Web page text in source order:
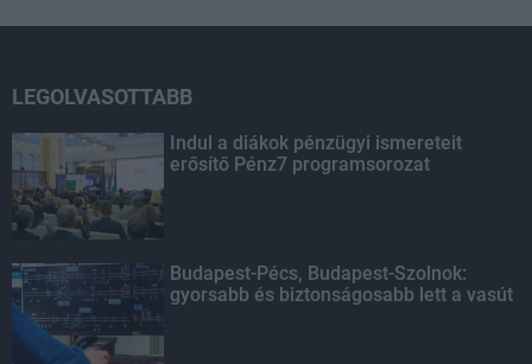
LEGOLVASOTTABB
Indul a diákok pénzügyi ismereteit
erősítő Pénz7 programsorozat
Budapest-Pécs, Budapest-Szolnok:
gyorsabb és biztonságosabb lett a vasút